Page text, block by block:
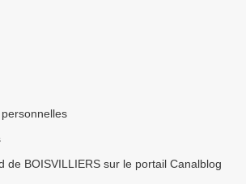
de BOISVILLIERS sur le portail Canalblog